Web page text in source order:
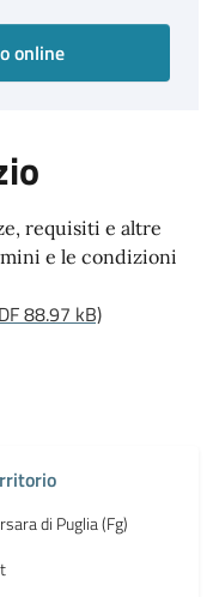
online
requisiti e altre
e le condizioni
88.97 kB)
di Puglia (Fg)